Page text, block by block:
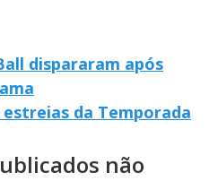
dispararam após
da Temporada
não